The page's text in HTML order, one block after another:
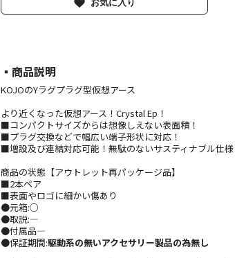
お気に入り
▪︎商品説明
KOJOのYラグプラグ型仮想アース
より近くなった仮想アース！Crystal Ep！
■コンパクトサイズからは想像しえない表面積！
■プラグ交換などで幅広い端子形状に対応！
■増設及び連結対応可能！無駄のないサスティナブル仕様
商品の状態【アウトレット再パッケージ品】
■2本ペア
■表面やロゴに細かい傷あり
●元箱:○
●取説:―
●付属品―
●保証期間:駆動系の無いアクセサリー製品の為無し